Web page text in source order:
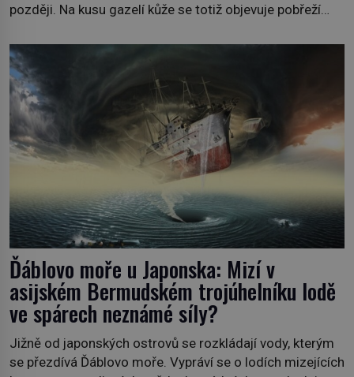
později. Na kusu gazelí kůže se totiž objevuje pobřeží
před jejím objevením. Odkud čerpal? Existovala snad
civilizace se znalostmi, jež historie dosud
nezaznamenala? Píše se rok 1513, osmanský […]
Ďáblovo moře u Japonska: Mizí v
asijském Bermudském trojúhelníku lodě
ve spárech neznámé síly?
Jižně od japonských ostrovů se rozkládají vody, kterým
se přezdívá Ďáblovo moře. Vypráví se o lodích mizejících